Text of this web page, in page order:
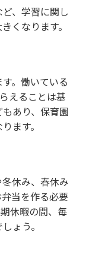
、学習に関し
くなります。
。働いている
えることは基
あり、保育園
ます。
休み、春休み
当を作る必要
休暇の間、毎
ょう。